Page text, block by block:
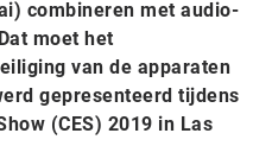
combineren met audio-
moet het
van de apparaten
gepresenteerd tijdens
(CES) 2019 in Las